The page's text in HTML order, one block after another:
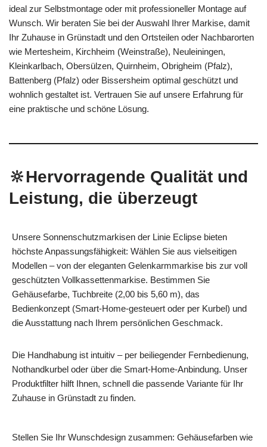
ideal zur Selbstmontage oder mit professioneller Montage auf
Wunsch. Wir beraten Sie bei der Auswahl Ihrer Markise, damit
Ihr Zuhause in Grünstadt und den Ortsteilen oder Nachbarorten
wie Mertesheim, Kirchheim (Weinstraße), Neuleiningen,
Kleinkarlbach, Obersülzen, Quirnheim, Obrigheim (Pfalz),
Battenberg (Pfalz) oder Bissersheim optimal geschützt und
wohnlich gestaltet ist. Vertrauen Sie auf unsere Erfahrung für
eine praktische und schöne Lösung.
🔆Hervorragende Qualität und
Leistung, die überzeugt
Unsere Sonnenschutzmarkisen der Linie Eclipse bieten
höchste Anpassungsfähigkeit: Wählen Sie aus vielseitigen
Modellen – von der eleganten Gelenkarmmarkise bis zur voll
geschützten Vollkassettenmarkise. Bestimmen Sie
Gehäusefarbe, Tuchbreite (2,00 bis 5,60 m), das
Bedienkonzept (Smart‑Home‑gesteuert oder per Kurbel) und
die Ausstattung nach Ihrem persönlichen Geschmack.
Die Handhabung ist intuitiv – per beiliegender Fernbedienung,
Nothandkurbel oder über die Smart‑Home‑Anbindung. Unser
Produktfilter hilft Ihnen, schnell die passende Variante für Ihr
Zuhause in Grünstadt zu finden.
Stellen Sie Ihr Wunschdesign zusammen: Gehäusefarben wie